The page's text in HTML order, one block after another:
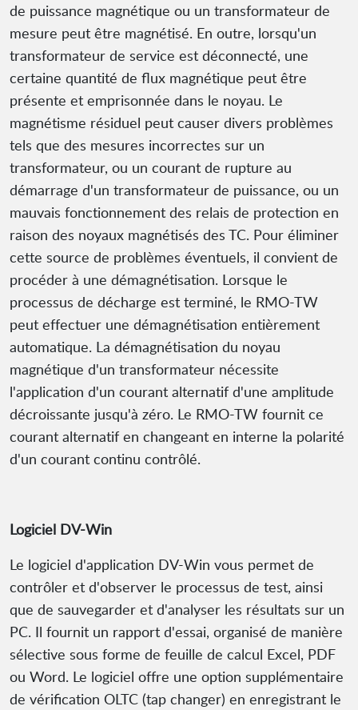
de puissance magnétique ou un transformateur de
mesure peut être magnétisé. En outre, lorsqu'un
transformateur de service est déconnecté, une
certaine quantité de flux magnétique peut être
présente et emprisonnée dans le noyau. Le
magnétisme résiduel peut causer divers problèmes
tels que des mesures incorrectes sur un
transformateur, ou un courant de rupture au
démarrage d'un transformateur de puissance, ou un
mauvais fonctionnement des relais de protection en
raison des noyaux magnétisés des TC. Pour éliminer
cette source de problèmes éventuels, il convient de
procéder à une démagnétisation. Lorsque le
processus de décharge est terminé, le RMO-TW
peut effectuer une démagnétisation entièrement
automatique. La démagnétisation du noyau
magnétique d'un transformateur nécessite
l'application d'un courant alternatif d'une amplitude
décroissante jusqu'à zéro. Le RMO-TW fournit ce
courant alternatif en changeant en interne la polarité
d'un courant continu contrôlé.
Logiciel DV-Win
Le logiciel d'application DV-Win vous permet de
contrôler et d'observer le processus de test, ainsi
que de sauvegarder et d'analyser les résultats sur un
PC. Il fournit un rapport d'essai, organisé de manière
sélective sous forme de feuille de calcul Excel, PDF
ou Word. Le logiciel offre une option supplémentaire
de vérification OLTC (tap changer) en enregistrant le